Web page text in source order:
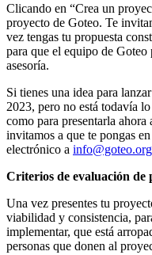
Clicando en “Crea un
proyecto de Goteo. Te
vez tengas tu propuesta
para que el equipo de
asesoría.
Si tienes una idea para
2023, pero no está todavía
como para presentarla ahora
invitamos a que te pongas
electrónico a info@goteo.org
Criterios de evaluación de
Una vez presentes tu
viabilidad y consistencia,
implementar, que está
personas que donen al